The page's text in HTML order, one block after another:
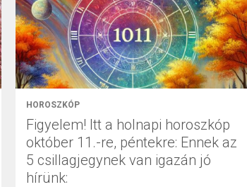
HOROSZKÓP
Figyelem! Itt a holnapi horoszkóp
október 11.-re, péntekre: Ennek az
5 csillagjegynek van igazán jó
hírünk: